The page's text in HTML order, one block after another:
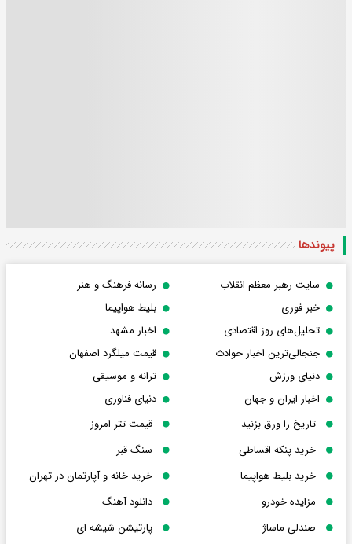
پیوندها
سایت رهبر معظم انقلاب
رسانه فرهنگ و هنر
خبر فوری
بلیط هواپیما
تحلیل‌های روز اقتصادی
اخبار مشهد
جنجالی‌ترین اخبار حوادث
قیمت میلگرد اصفهان
دنیای ورزش
ترانه و موسیقی
اخبار ایران و جهان
دنیای فناوری
تاریخ را ورق بزنید
قیمت تتر امروز
خرید پنکه اقساطی
سنگ قبر
خرید بلیط هواپیما
خرید خانه و آپارتمان در تهران
مزایده خودرو
دانلود آهنگ
صندلی ماساژ
پارتیشن شیشه ای